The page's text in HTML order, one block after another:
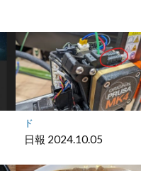
ド
日報 2024.10.05